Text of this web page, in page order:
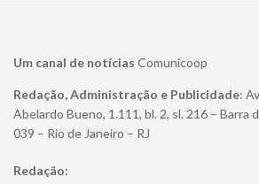
Um canal de notícias Comunicoop
Redação, Administração e Publicidade:
Abelardo Bueno, 1.111, bl. 2, sl. 216 – Barra
039 – Rio de Janeiro – RJ
Redação: